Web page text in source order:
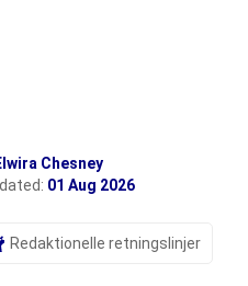
Chesney
01 Aug 2026
Redaktionelle retningslinjer